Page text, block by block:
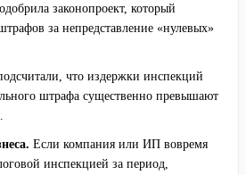
законопроект, который
за непредставление «нулевых»
что издержки инспекций
штрафа существенно превышают
Если компания или ИП вовремя
инспекцией за период,